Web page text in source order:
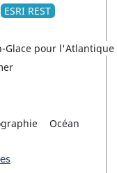
ESRI REST
Glace pour l'Atlantique
Océan